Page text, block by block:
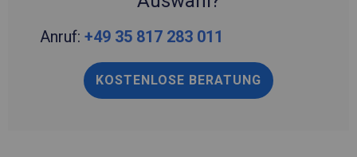
Anruf: +49 35 817 283 011
KOSTENLOSE BERATUNG